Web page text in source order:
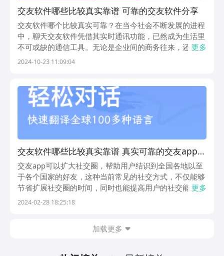
交友软件哪些比较真实靠谱 可靠的交友软件分享
交友软件哪个比较真实可靠？在当今社会不断发展的进程
中，聊天交友软件凭借其实时通讯功能，已然成为生活里
不可或缺的通信工具。无论是企业间的商务往来，还是个
体间的人际交流，聊天平台都被广泛运用。然而，如今市
由...
更多
2024-10-23 11:09:04
交友软件哪些比较真实靠谱 真实可靠的交友app榜
单
交友app可以扩大社交圈，帮助用户结识到全国各地以至
于各个国家的好友，这种当前常见的社交方式，不仅能够
节省扩展社交圈的时间，同时也能提高用户的社交能力。
那么交友软件哪个比较真实可靠？此类型app非常丰富，
更多
2024-02-28 18:25:18
加载更多